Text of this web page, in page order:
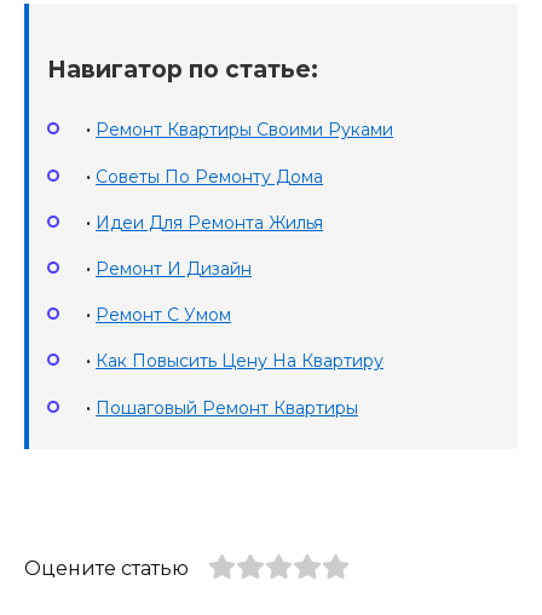
Навигатор по статье:
• Ремонт Квартиры Своими Руками
• Советы По Ремонту Дома
• Идеи Для Ремонта Жилья
• Ремонт И Дизайн
• Ремонт С Умом
• Как Повысить Цену На Квартиру
• Пошаговый Ремонт Квартиры
Оцените статью